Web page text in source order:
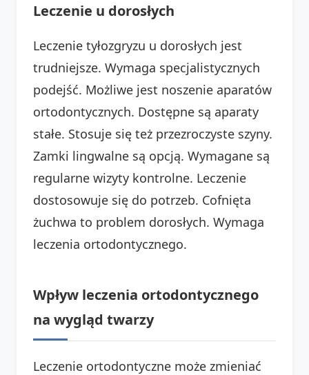
Leczenie u dorosłych
Leczenie tyłozgryzu u dorosłych jest
trudniejsze. Wymaga specjalistycznych
podejść. Możliwe jest noszenie aparatów
ortodontycznych. Dostępne są aparaty
stałe. Stosuje się też przezroczyste szyny.
Zamki lingwalne są opcją. Wymagane są
regularne wizyty kontrolne. Leczenie
dostosowuje się do potrzeb. Cofnięta
żuchwa to problem dorosłych. Wymaga
leczenia ortodontycznego.
Wpływ leczenia ortodontycznego
na wygląd twarzy
Leczenie ortodontyczne może zmieniać